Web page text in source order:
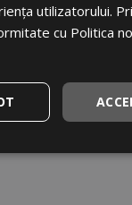
utilizatorului.
cu Politica